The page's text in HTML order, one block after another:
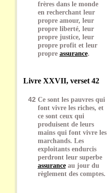
frères dans le monde
en recherchant leur
propre amour, leur
propre liberté, leur
propre justice, leur
propre profit et leur
propre assurance.
Livre XXVII, verset 42
42 Ce sont les pauvres qui
font vivre les riches, et
ce sont ceux qui
produisent de leurs
mains qui font vivre les
marchands. Les
exploitants endurcis
perdront leur superbe
assuranceau jour du
règlement des comptes.